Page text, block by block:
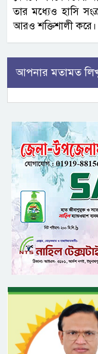
তার মধ্যেও হাসি
আরও শক্তিশালী করে।
আপনার মতামত